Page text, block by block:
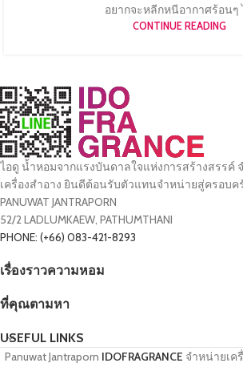
อยากจะหลีกหนีอากาศร้อนๆ ไ
CONTINUE READING
ไอดู น้ำหอมจากแรงบันดาลใจแห่งการสร้างสรรค์
เครื่องสำอาง ยินดีต้อนรับตัวแทนจำหน่ายสู่ครอบค
PANUWAT JANTRAPORN
52/2 LADLUMKAEW, PATHUMTHANI
PHONE: (+66) 083-421-8293
เรื่องราวความหอม
ที่คุณตามหา
USEFUL LINKS
Panuwat Jantraporn IDOFRAGRANCE จำหน่ายเค